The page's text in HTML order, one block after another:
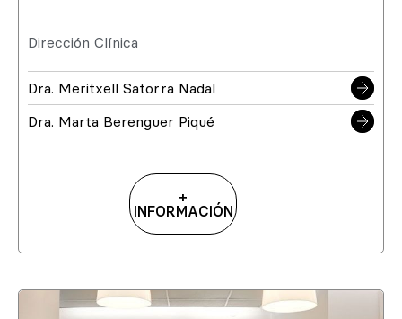
Dirección Clínica
Dra. Meritxell Satorra Nadal
Dra. Marta Berenguer Piqué
+
INFORMACIÓN